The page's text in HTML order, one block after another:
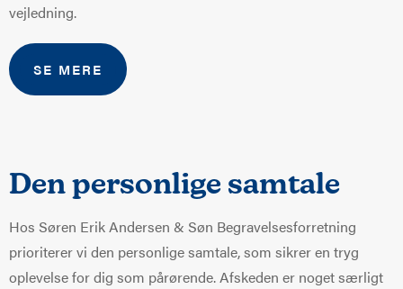
vejledning.
SE MERE
Den personlige samtale
Hos Søren Erik Andersen & Søn Begravelsesforretning
prioriterer vi den personlige samtale, som sikrer en tryg
oplevelse for dig som pårørende. Afskeden er noget særligt